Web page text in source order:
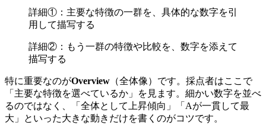
詳細①：主要な特徴の一群を、具体的な数字を引
用して描写する
詳細②：もう一群の特徴や比較を、数字を添えて
描写する
特に重要なのがOverview （全体像）です。採点者はここで
「主要な特徴を選べているか」を見ます。細かい数字を並べ
るのではなく、「全体として上昇傾向」「Aが一貫して最
大」といった大きな動きだけを書くのがコツです。